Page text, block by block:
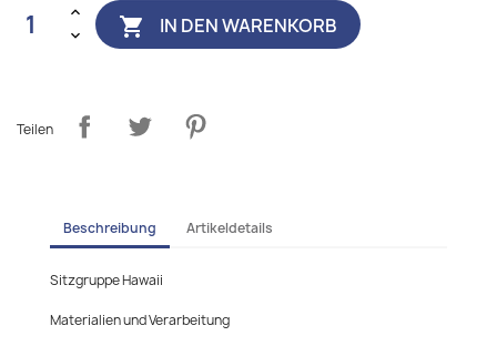
 IN DEN WARENKORB
Teilen
Beschreibung Artikeldetails
Sitzgruppe Hawaii
Materialien und Verarbeitung